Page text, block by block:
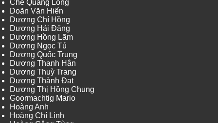
Chế Quang Long
Doãn Văn Hiến
Dương Chí Hồng
Dương Hải Đăng
Dương Hồng Lãm
Dương Ngọc Tú
Dương Quốc Trung
Dương Thanh Hân
Dương Thuỳ Trang
Dương Thành Đạt
Dương Thị Hồng Chung
Goormachtig Mario
Hoàng Anh
Hoàng Chí Linh